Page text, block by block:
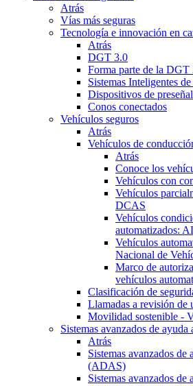
Atrás
Vías más seguras
Tecnología e innovación en
Atrás
DGT 3.0
Forma parte de la DGT
Sistemas Inteligentes
Dispositivos de
Conos conectados
Vehículos seguros
Atrás
Vehículos de
Atrás
Conoce los
Vehículos con
Vehículos
DCAS
Vehículos
automatizados:
Vehículos
Nacional de
Marco de
vehículos
Clasificación de
Llamadas a revisión de
Movilidad sostenible -
Sistemas avanzados de
Atrás
Sistemas avanzados
(ADAS)
Sistemas avanzados